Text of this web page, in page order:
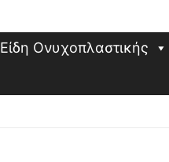
Είδη Ονυχοπλαστικής